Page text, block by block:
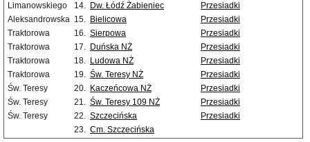
Limanowskiego
14. Dw. Łódź Żabieniec
Przesiadki
Aleksandrowska 15. Bielicowa
Przesiadki
Traktorowa
16. Sierpowa
Przesiadki
Traktorowa
17. Duńska NŻ
Przesiadki
Traktorowa
18. Ludowa NŻ
Przesiadki
Traktorowa
19. Św. Teresy NŻ
Przesiadki
Św. Teresy
20. Kaczeńcowa NŻ
Przesiadki
Św. Teresy
21. Św. Teresy 109 NŻ
Przesiadki
Św. Teresy
22. Szczecińska
Przesiadki
23. Cm. Szczecińska